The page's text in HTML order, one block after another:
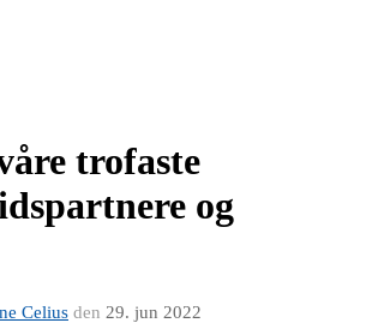
trofaste
og
Celius den 29. jun 2022